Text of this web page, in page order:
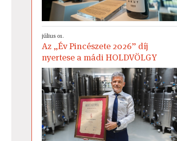
július 01.
Az „Év Pincészete 2026” díj
nyertese a mádi HOLDVÖLGY